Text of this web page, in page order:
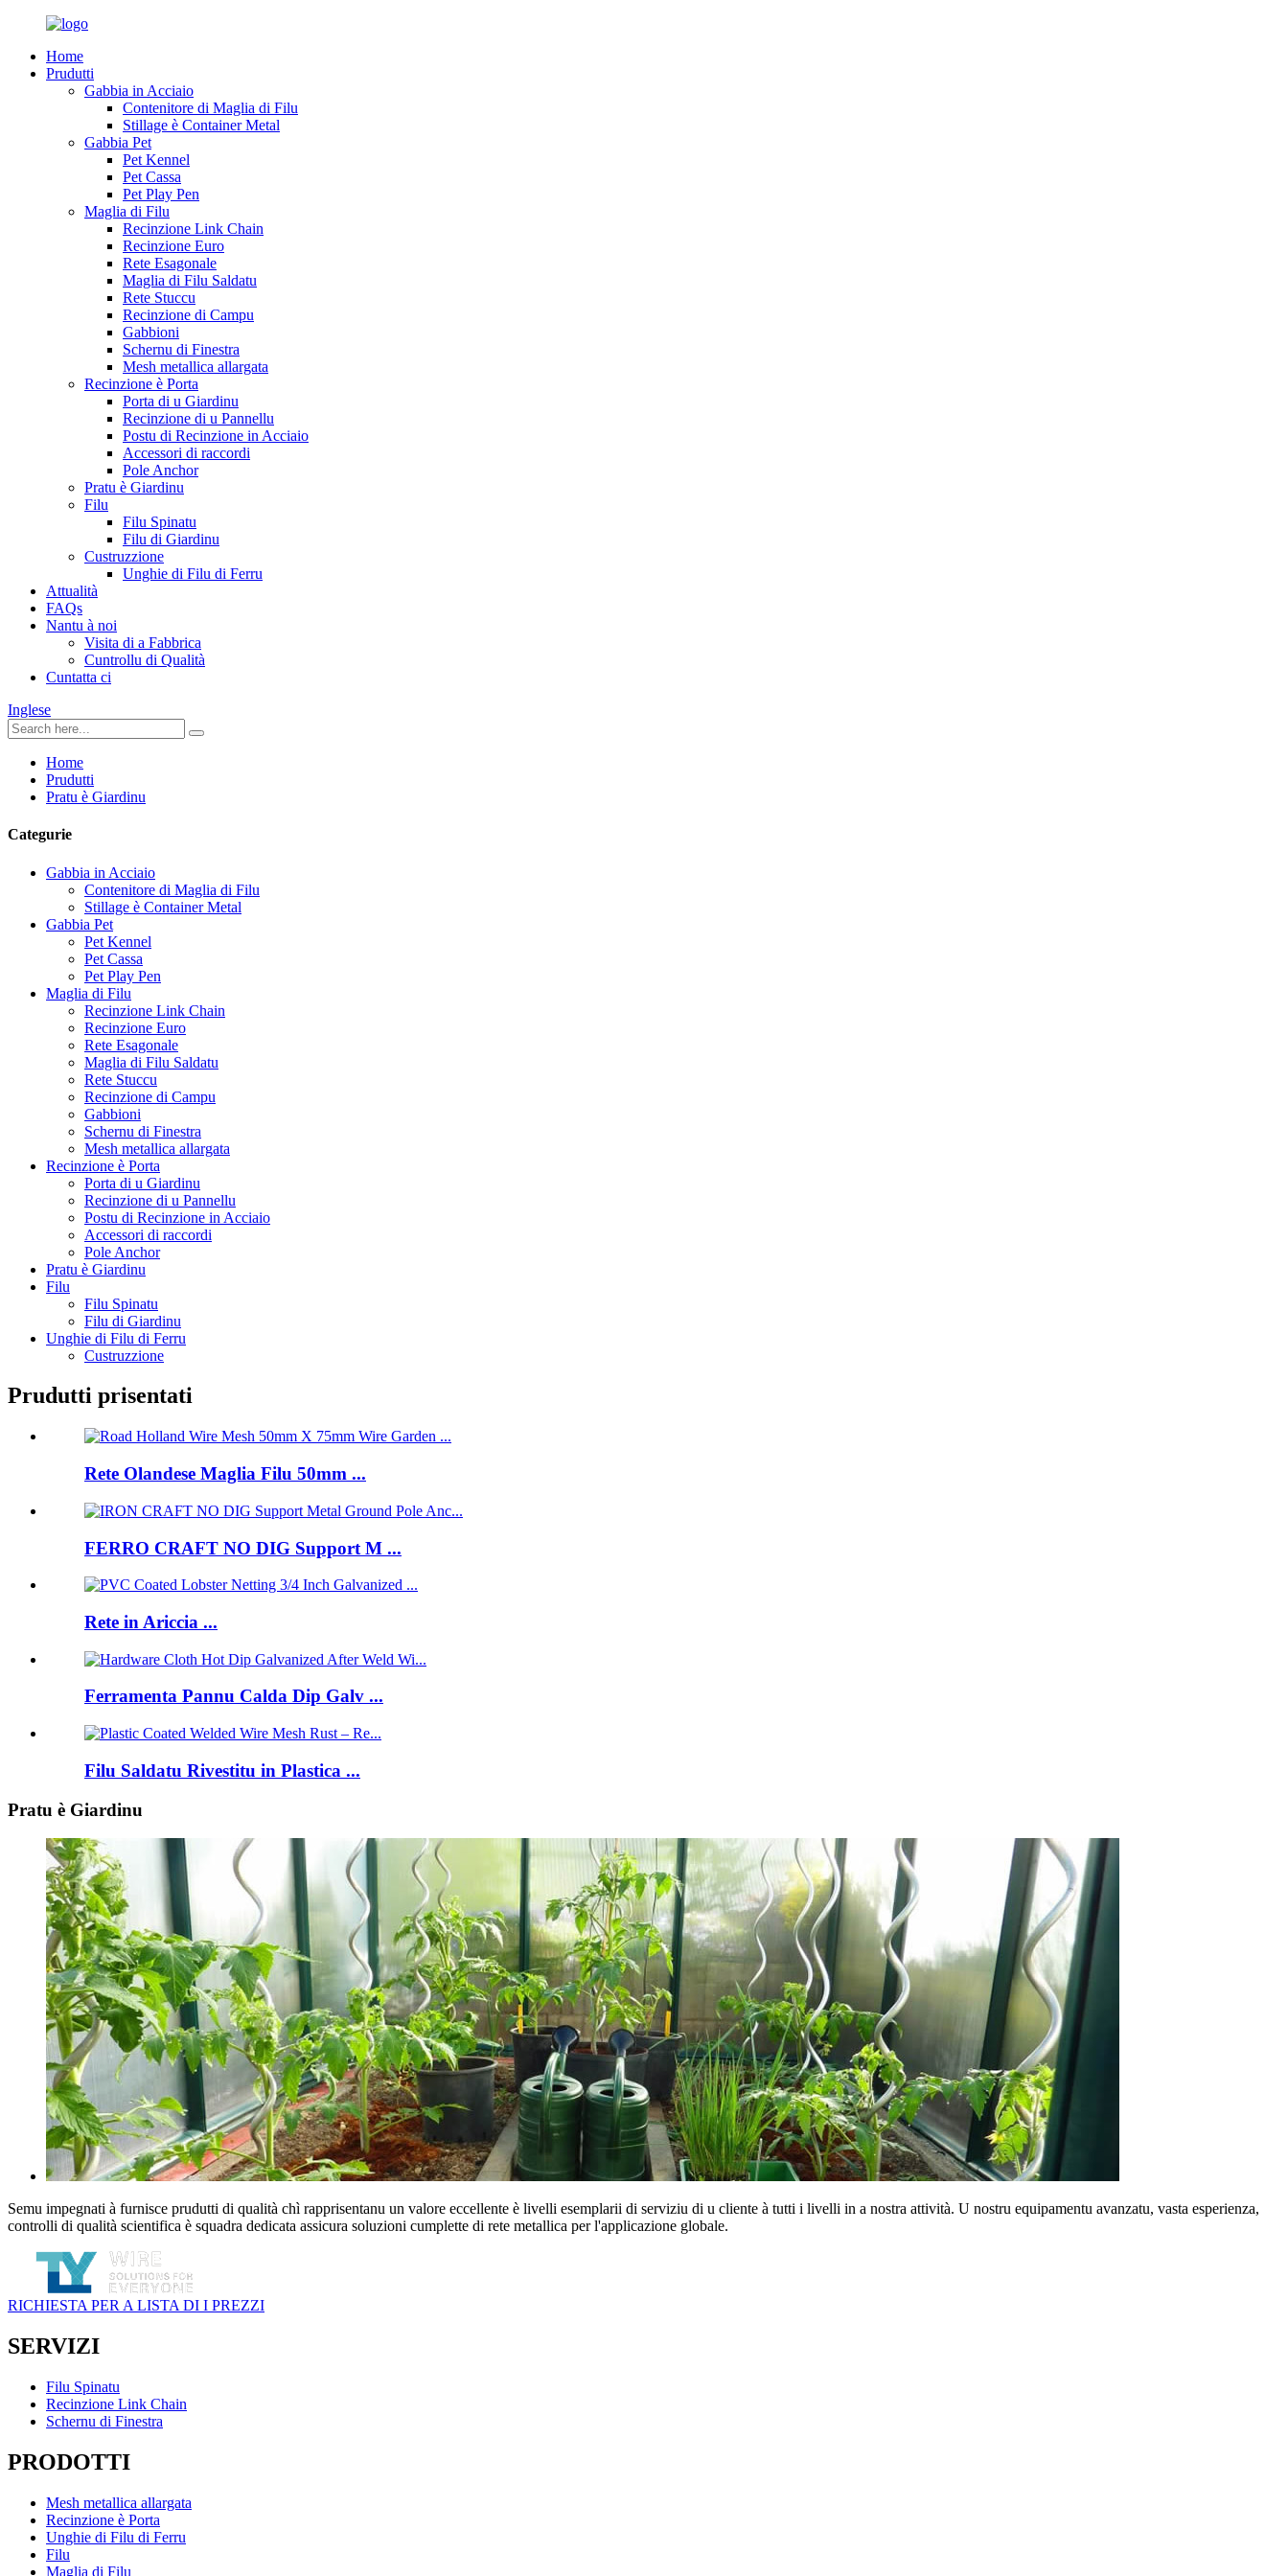
Home
Prudutti
Gabbia in Acciaio
Contenitore di Maglia di Filu
Stillage è Container Metal
Gabbia Pet
Pet Kennel
Pet Cassa
Pet Play Pen
Maglia di Filu
Recinzione Link Chain
Recinzione Euro
Rete Esagonale
Maglia di Filu Saldatu
Rete Stuccu
Recinzione di Campu
Gabbioni
Schernu di Finestra
Mesh metallica allargata
Recinzione è Porta
Porta di u Giardinu
Recinzione di u Pannellu
Postu di Recinzione in Acciaio
Accessori di raccordi
Pole Anchor
Pratu è Giardinu
Filu
Filu Spinatu
Filu di Giardinu
Custruzzione
Unghie di Filu di Ferru
Attualità
FAQs
Nantu à noi
Visita di a Fabbrica
Cuntrollu di Qualità
Cuntatta ci
Inglese
Home
Prudutti
Pratu è Giardinu
Categurie
Gabbia in Acciaio
Contenitore di Maglia di Filu
Stillage è Container Metal
Gabbia Pet
Pet Kennel
Pet Cassa
Pet Play Pen
Maglia di Filu
Recinzione Link Chain
Recinzione Euro
Rete Esagonale
Maglia di Filu Saldatu
Rete Stuccu
Recinzione di Campu
Gabbioni
Schernu di Finestra
Mesh metallica allargata
Recinzione è Porta
Porta di u Giardinu
Recinzione di u Pannellu
Postu di Recinzione in Acciaio
Accessori di raccordi
Pole Anchor
Pratu è Giardinu
Filu
Filu Spinatu
Filu di Giardinu
Unghie di Filu di Ferru
Custruzzione
Prudutti prisentati
Rete Olandese Maglia Filu 50mm ...
FERRO CRAFT NO DIG Support M ...
Rete in Ariccia ...
Ferramenta Pannu Calda Dip Galv ...
Filu Saldatu Rivestitu in Plastica ...
Pratu è Giardinu
Semu impegnati à furnisce prudutti di qualità chì rapprisentanu un valore eccellente è livelli esemplarii di serviziu di u cliente à tutti i livelli in a nostra attività. U nostru equipamentu avanzatu, vasta esperienza,
controlli di qualità scientifica è squadra dedicata assicura soluzioni cumplette di rete metallica per l'applicazione globale.
RICHIESTA PER A LISTA DI I PREZZI
SERVIZI
Filu Spinatu
Recinzione Link Chain
Schernu di Finestra
PRODOTTI
Mesh metallica allargata
Recinzione è Porta
Unghie di Filu di Ferru
Filu
Maglia di Filu